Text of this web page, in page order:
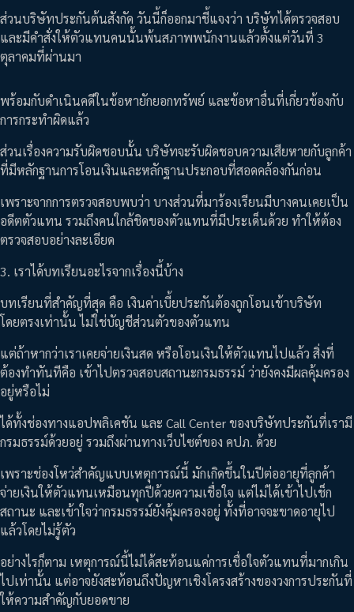
ส่วนบริษัทประกันต้นสังกัด วันนี้ก็ออกมาชี้แจงว่า บริษัทได้ตรวจสอบ
และมีคำสั่งให้ตัวแทนคนนั้นพ้นสภาพพนักงานแล้วตั้งแต่วันที่ 3
ตุลาคมที่ผ่านมา
พร้อมกับดำเนินคดีในข้อหายักยอกทรัพย์ และข้อหาอื่นที่เกี่ยวข้องกับ
การกระทำผิดแล้ว
ส่วนเรื่องความรับผิดชอบนั้น บริษัทจะรับผิดชอบความเสียหายกับลูกค้า
ที่มีหลักฐานการโอนเงินและหลักฐานประกอบที่สอดคล้องกันก่อน
เพราะจากการตรวจสอบพบว่า บางส่วนที่มาร้องเรียนมีบางคนเคยเป็น
อดีตตัวแทน รวมถึงคนใกล้ชิดของตัวแทนที่มีประเด็นด้วย ทำให้ต้อง
ตรวจสอบอย่างละเอียด
3. เราได้บทเรียนอะไรจากเรื่องนี้บ้าง
บทเรียนที่สำคัญที่สุด คือ เงินค่าเบี้ยประกันต้องถูกโอนเข้าบริษัท
โดยตรงเท่านั้น ไม่ใช่บัญชีส่วนตัวของตัวแทน
แต่ถ้าหากว่าเราเคยจ่ายเงินสด หรือโอนเงินให้ตัวแทนไปแล้ว สิ่งที่
ต้องทำทันทีคือ เข้าไปตรวจสอบสถานะกรมธรรม์ ว่ายังคงมีผลคุ้มครอง
อยู่หรือไม่
ได้ทั้งช่องทางแอปพลิเคชัน และ Call Center ของบริษัทประกันที่เรามี
กรมธรรม์ด้วยอยู่ รวมถึงผ่านทางเว็บไซต์ของ คปภ. ด้วย
เพราะช่องโหว่สำคัญแบบเหตุการณ์นี้ มักเกิดขึ้นในปีต่ออายุที่ลูกค้า
จ่ายเงินให้ตัวแทนเหมือนทุกปีด้วยความเชื่อใจ แต่ไม่ได้เข้าไปเช็ก
สถานะ และเข้าใจว่ากรมธรรม์ยังคุ้มครองอยู่ ทั้งที่อาจจะขาดอายุไป
แล้วโดยไม่รู้ตัว
อย่างไรก็ตาม เหตุการณ์นี้ไม่ได้สะท้อนแค่การเชื่อใจตัวแทนที่มากเกิน
ไปเท่านั้น แต่อาจยังสะท้อนถึงปัญหาเชิงโครงสร้างของวงการประกันที่
ให้ความสำคัญกับยอดขาย